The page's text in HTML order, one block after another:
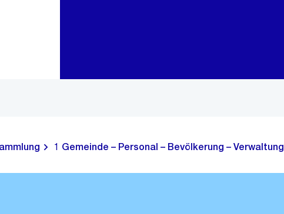
1 Gemeinde – Personal – Bevölkerung – Verwaltung